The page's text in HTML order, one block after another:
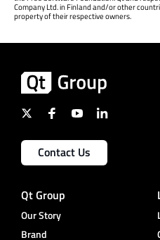
Company Ltd. in Finland and/or other
property of their respective owners.
Contact Us
Qt Group
Our Story
Brand